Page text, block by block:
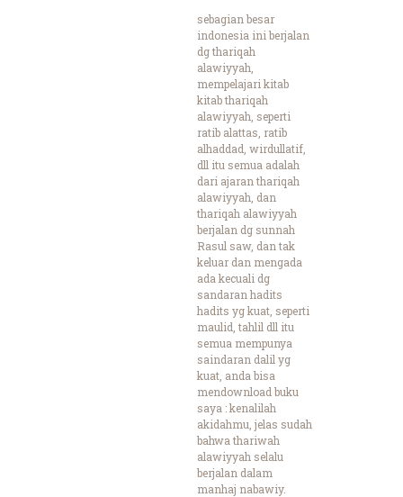
sebagian besar
indonesia ini berjalan
dg thariqah
alawiyyah,
mempelajari kitab
kitab thariqah
alawiyyah, seperti
ratib alattas, ratib
alhaddad, wirdullatif,
dll itu semua adalah
dari ajaran thariqah
alawiyyah, dan
thariqah alawiyyah
berjalan dg sunnah
Rasul saw, dan tak
keluar dan mengada
ada kecuali dg
sandaran hadits
hadits yg kuat, seperti
maulid, tahlil dll itu
semua mempunya
saindaran dalil yg
kuat, anda bisa
mendownload buku
saya : kenalilah
akidahmu, jelas sudah
bahwa thariwah
alawiyyah selalu
berjalan dalam
manhaj nabawiy.